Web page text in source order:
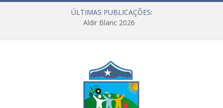
ÚLTIMAS PUBLICAÇÕES:
Aldir Blanc 2026